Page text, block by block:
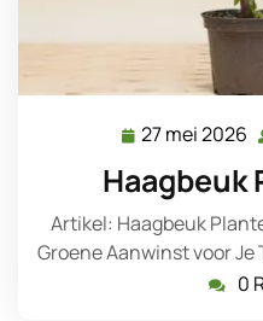
27 mei 2026
Haagbeuk
Artikel: Haagbeuk
Groene Aanwinst voor Je
0